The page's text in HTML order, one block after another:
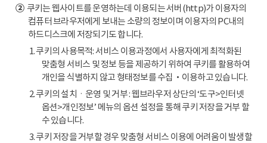
②쿠키는 웹사이트를 운영하는데 이용되는 서버(http)가 이용자의
컴퓨터 브라우저에게 보내는 소량의 정보이며 이용자의 PC내의
하드디스크에 저장되기도 합니다.
1. 쿠키의 사용목적: 서비스 이용과정에서 사용자에게 최적화된
맞춤형 서비스 및 정보 등을 제공하기 위하여 쿠키를 활용하여
개인을 식별하지 않고 형태정보를 수집‧이용하고 있습니다.
2. 쿠키의 설치ㆍ운영 및 거부 : 웹브라우저 상단의 ‘도구>인터넷
옵션>개인정보’ 메뉴의 옵션 설정을 통해 쿠키 저장을 거부 할
수 있습니다.
3. 쿠키 저장을 거부할 경우 맞춤형 서비스 이용에 어려움이 발생할